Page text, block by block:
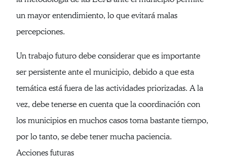
un mayor entendimiento, lo que evitará malas
percepciones.
Un trabajo futuro debe considerar que es importante
ser persistente ante el municipio, debido a que esta
temática está fuera de las actividades priorizadas. A la
vez, debe tenerse en cuenta que la coordinación con
los municipios en muchos casos toma bastante tiempo,
por lo tanto, se debe tener mucha paciencia.
Acciones futuras